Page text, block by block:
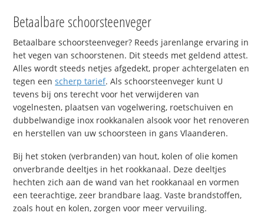
Betaalbare schoorsteenveger
Betaalbare schoorsteenveger? Reeds jarenlange ervaring in
het vegen van schoorstenen. Dit steeds met geldend attest.
Alles wordt steeds netjes afgedekt, proper achtergelaten en
tegen eenscherp tarief. Als schoorsteenveger kunt U
tevens bij ons terecht voor het verwijderen van
vogelnesten, plaatsen van vogelwering, roetschuiven en
dubbelwandige inox rookkanalen alsook voor het renoveren
en herstellen van uw schoorsteen in gans Vlaanderen.
Bij het stoken (verbranden) van hout, kolen of olie komen
onverbrande deeltjes in het rookkanaal. Deze deeltjes
hechten zich aan de wand van het rookkanaal en vormen
een teerachtige, zeer brandbare laag. Vaste brandstoffen,
zoals hout en kolen, zorgen voor meer vervuiling.